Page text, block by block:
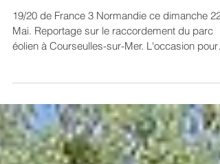
19/20 de France 3 Normandie ce dimanche 22
Mai. Reportage sur le raccordement du parc
éolien à Courseulles-sur-Mer. L'occasion pour